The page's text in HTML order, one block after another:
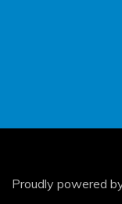
Proudly powered